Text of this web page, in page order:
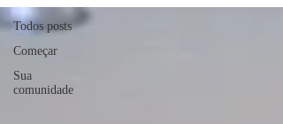
Todos posts
Começar
Sua
comunidade